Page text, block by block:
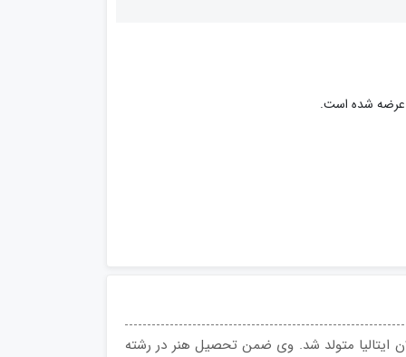
این کتاب سال 1947میلادی در میلان ایتالیا متولد شد. وی ضمن تحصیل هنر در رشته‌